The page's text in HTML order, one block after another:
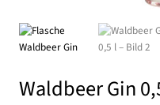
Waldbeer Gin